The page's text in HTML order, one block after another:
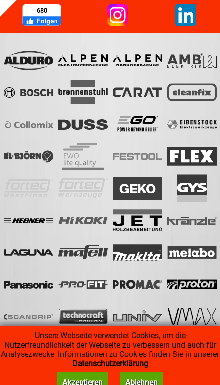
680
Impressum |
Unsere Webseite verwendet Cookies, um die
Nutzerfreundlichkeit der Webseite zu verbessern und auch für
Analysezwecke. Informationen zu Cookies finden Sie in unserer
Datenschutzerklärung
Akzeptieren
Ablehnen